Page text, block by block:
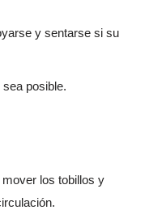
y sentarse si su
posible.
los tobillos y